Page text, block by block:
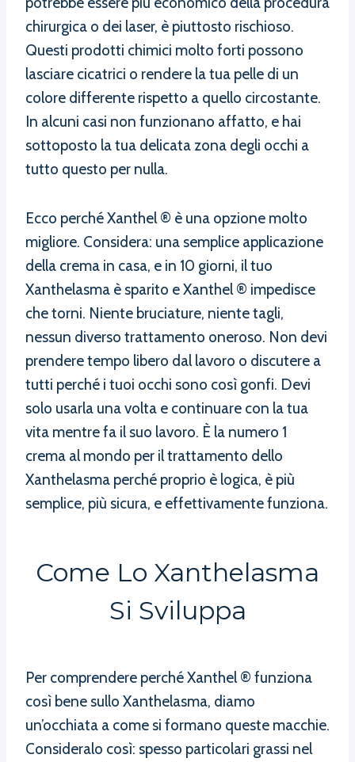
chirurgica o dei laser, è piuttosto rischioso.
Questi prodotti chimici molto forti possono
lasciare cicatrici o rendere la tua pelle di un
colore differente rispetto a quello circostante.
In alcuni casi non funzionano affatto, e hai
sottoposto la tua delicata zona degli occhi a
tutto questo per nulla.
Ecco perché Xanthel ® è una opzione molto
migliore. Considera: una semplice applicazione
della crema in casa, e in 10 giorni, il tuo
Xanthelasma è sparito e Xanthel ® impedisce
che torni. Niente bruciature, niente tagli,
nessun diverso trattamento oneroso. Non devi
prendere tempo libero dal lavoro o discutere a
tutti perché i tuoi occhi sono così gonfi. Devi
solo usarla una volta e continuare con la tua
vita mentre fa il suo lavoro. È la numero 1
crema al mondo per il trattamento dello
Xanthelasma perché proprio è logica, è più
semplice, più sicura, e effettivamente funziona.
Come Lo Xanthelasma
Si Sviluppa
Per comprendere perché Xanthel ® funziona
così bene sullo Xanthelasma, diamo
un’occhiata a come si formano queste macchie.
Consideralo così: spesso particolari grassi nel